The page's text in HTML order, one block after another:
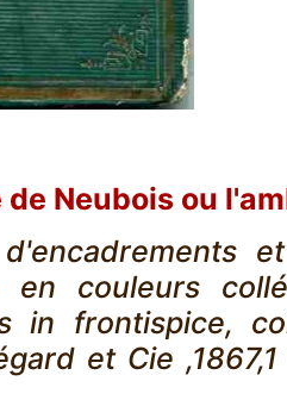
Neubois ou
en couleurs
in frontispice,
et Cie